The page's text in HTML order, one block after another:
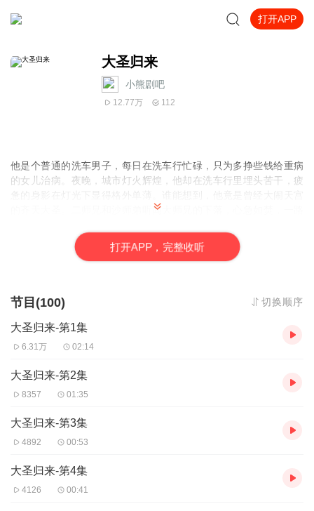
打开APP
大圣归来
小熊剧吧
12.77万 112
他是个普通的洗车男子，每日在洗车行忙碌，只为多挣些钱给重病
的女儿治病。夜晚，城市灯火辉煌，他却在洗车行里埋头苦干，疲
的齐天大圣。二师兄和沙师弟听闻大师兄的下落，心急如焚，一路
子，心中满是震惊与疑惑。然而，大圣却不敢与他们相认。他看着
眼前的师弟们，想起曾经的辉煌与如今的落魄，更担心自己的身份
躲的眼神，心中满是不解。他们大声呼喊，想要唤醒曾经的大师
兄，可大圣只能强忍着泪水，装作不认识。在这灯火阑珊的夜晚，
一场师徒重逢，却演变成了一场痛苦的无声对峙，而大圣的苦衷，
又该如何诉说 。
打开APP，完整收听
节目(100) 切换顺序
大圣归来-第1集
6.31万 02:14
大圣归来-第2集
8357 01:35
大圣归来-第3集
4892 00:53
大圣归来-第4集
4126 00:41